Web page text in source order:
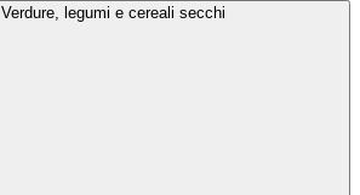
Verdure, legumi e cereali secchi